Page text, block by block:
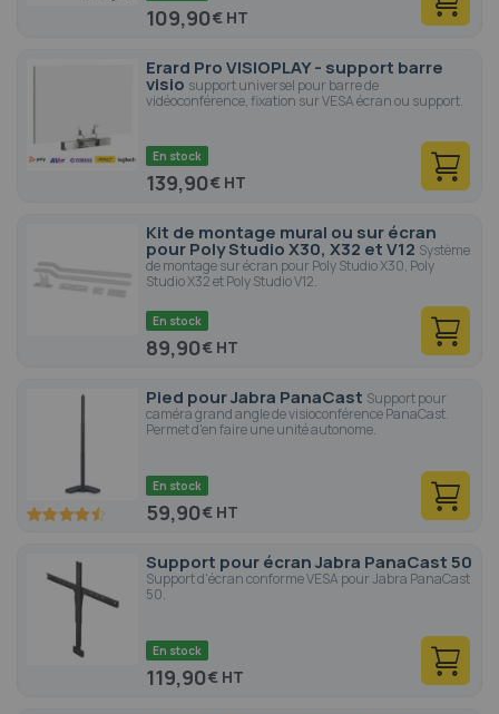
109,90€
Erard Pro VISIOPLAY - support barre
visio support universel pour barre de
vidéoconférence, fixation sur VESA écran ou support.
En stock
139,90€
Kit de montage mural ou sur écran
pour Poly Studio X30, X32 et V12 Système
de montage sur écran pour Poly Studio X30, Poly
Studio X32 et Poly Studio V12.
En stock
89,90€
Pied pour Jabra PanaCast Support pour
caméra grand angle de visioconférence PanaCast.
Permet d'en faire une unité autonome.
90 100
En stock
59,90€
Support pour écran Jabra PanaCast 50
Support d'écran conforme VESA pour Jabra PanaCast
50.
En stock
119,90€